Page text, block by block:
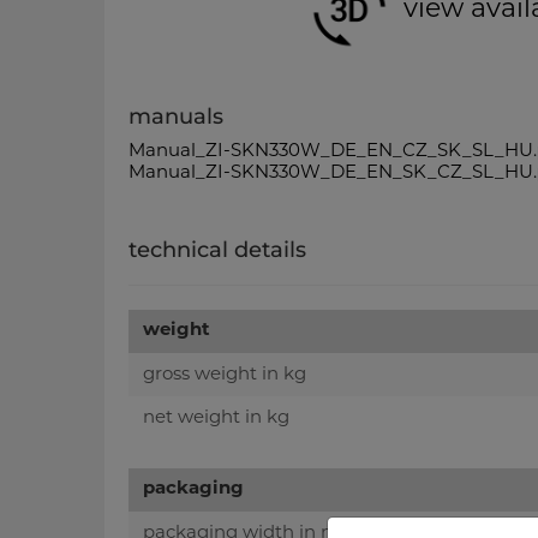
view
manuals
Manual_ZI-
Manual_ZI-
technical details
weight
gross weight in kg
net weight in kg
packaging
packaging width in mm